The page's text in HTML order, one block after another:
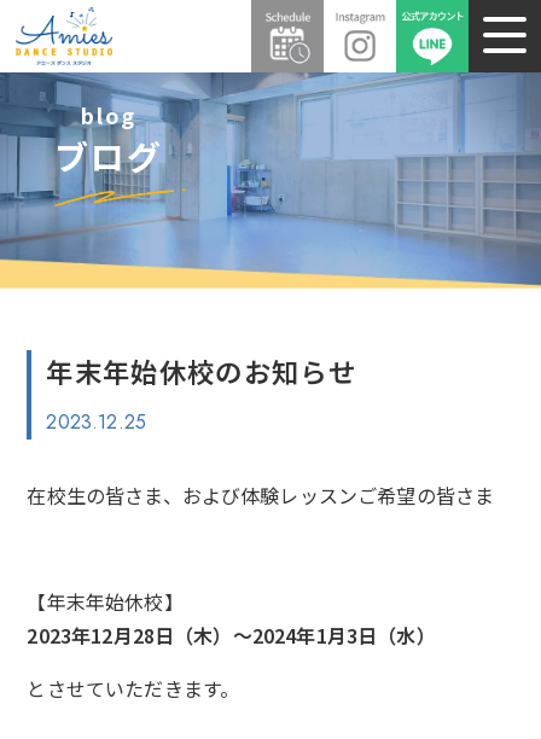
blog
ブログ
年末年始休校のお知らせ
2023.12.25
在校生の皆さま、および体験レッスンご希望の皆さま
【年末年始休校】
2023年12月28日（木）～2024年1月3日（水）
とさせていただきます。